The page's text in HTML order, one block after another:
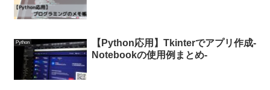
Python
【Python応用】Tkinterでアプリ作成-
Notebookの使用例まとめ-